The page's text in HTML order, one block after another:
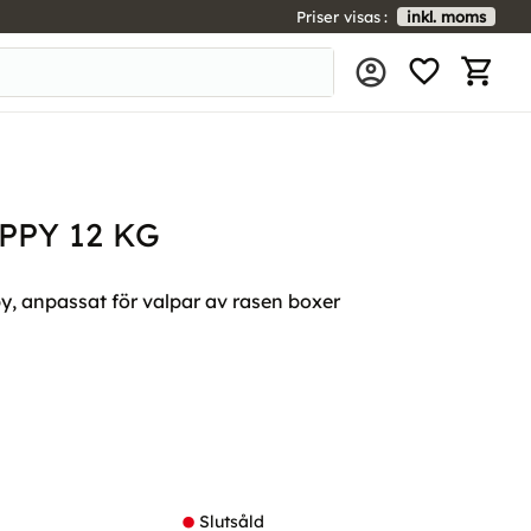
Priser visas inkl. moms
12 KG
anpassat för valpar av rasen boxer
Slutsåld